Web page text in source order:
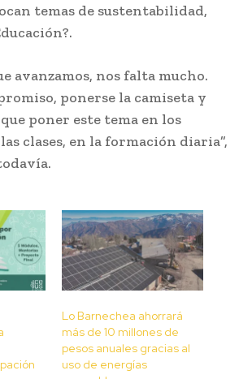
temas de sustentabilidad,
avanzamos, nos falta mucho.
ponerse la camiseta y
poner este tema en los
clases, en la formación diaria”,
Lo Barnechea ahorrará
más de 10 millones de
pesos anuales gracias al
uso de energías